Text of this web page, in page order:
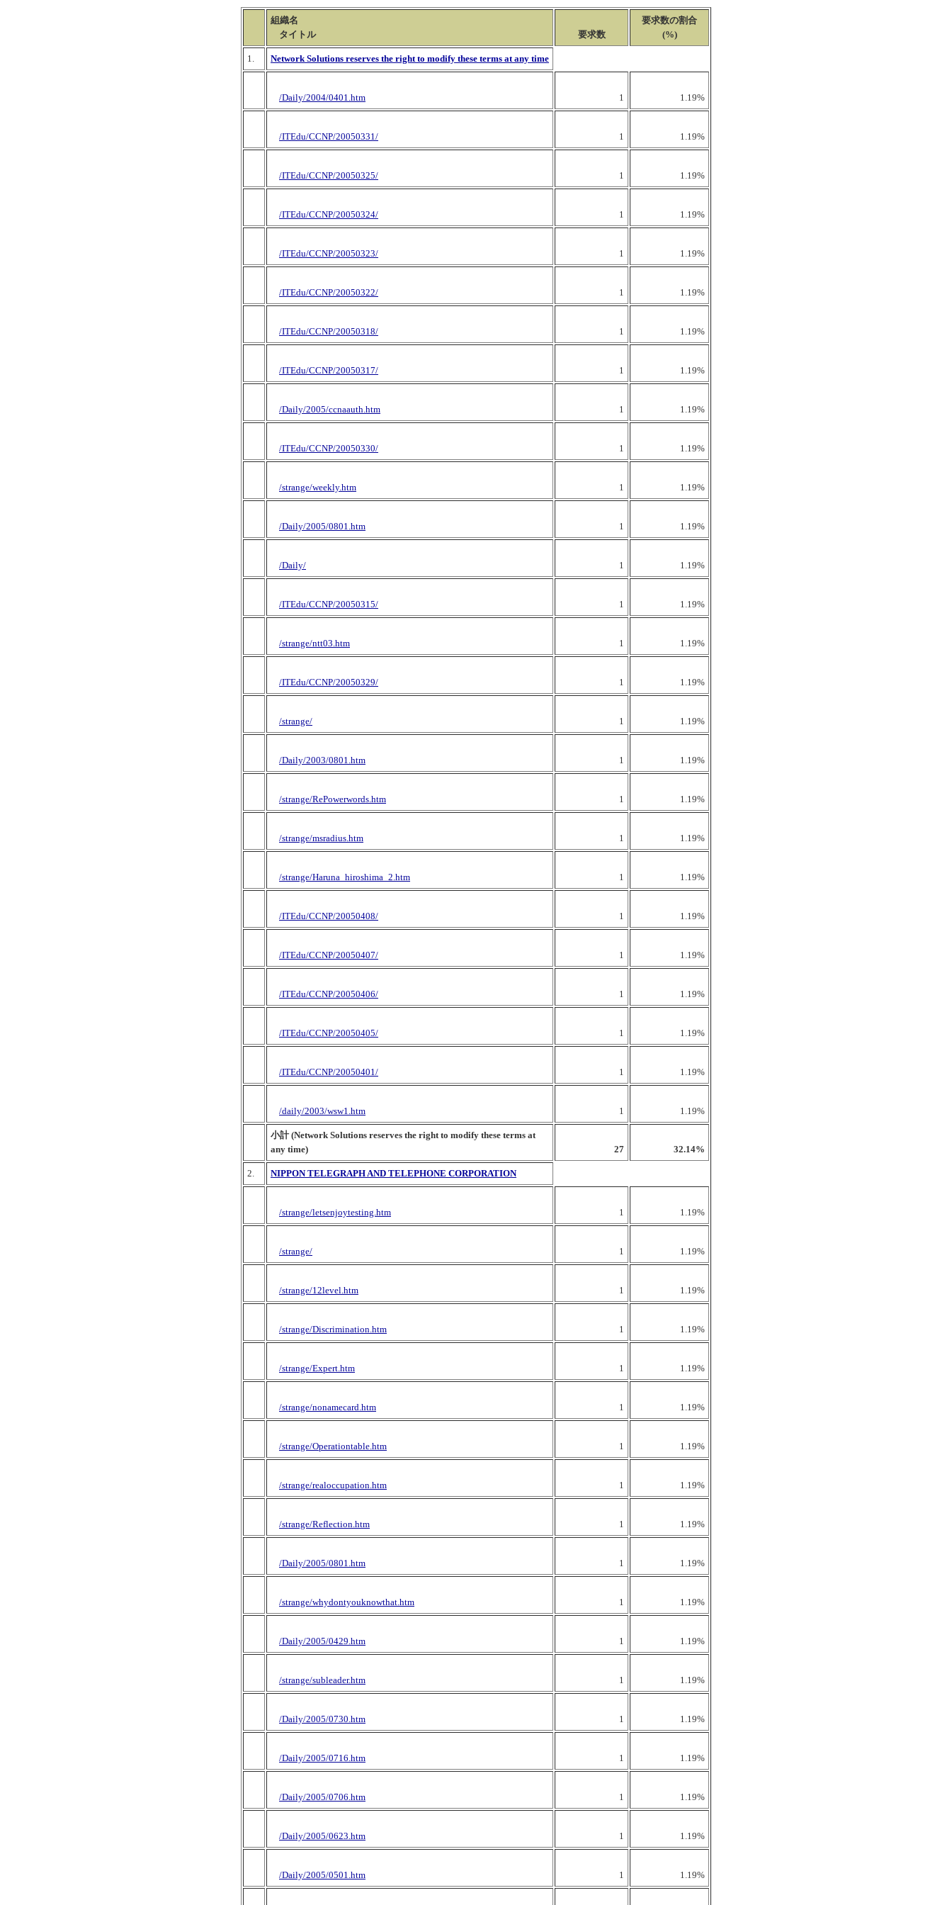
組織名
タイトル
要求数
要求数の割合
(%)
1. Network Solutions reserves the right to modify these terms at any time
/Daily/2004/0401.htm 1 1.19%
/ITEdu/CCNP/20050331/ 1 1.19%
/ITEdu/CCNP/20050325/ 1 1.19%
/ITEdu/CCNP/20050324/ 1 1.19%
/ITEdu/CCNP/20050323/ 1 1.19%
/ITEdu/CCNP/20050322/ 1 1.19%
/ITEdu/CCNP/20050318/ 1 1.19%
/ITEdu/CCNP/20050317/ 1 1.19%
/Daily/2005/ccnaauth.htm 1 1.19%
/ITEdu/CCNP/20050330/ 1 1.19%
/strange/weekly.htm 1 1.19%
/Daily/2005/0801.htm 1 1.19%
/Daily/ 1 1.19%
/ITEdu/CCNP/20050315/ 1 1.19%
/strange/ntt03.htm 1 1.19%
/ITEdu/CCNP/20050329/ 1 1.19%
/strange/ 1 1.19%
/Daily/2003/0801.htm 1 1.19%
/strange/RePowerwords.htm 1 1.19%
/strange/msradius.htm 1 1.19%
/strange/Haruna_hiroshima_2.htm 1 1.19%
/ITEdu/CCNP/20050408/ 1 1.19%
/ITEdu/CCNP/20050407/ 1 1.19%
/ITEdu/CCNP/20050406/ 1 1.19%
/ITEdu/CCNP/20050405/ 1 1.19%
/ITEdu/CCNP/20050401/ 1 1.19%
/daily/2003/wsw1.htm 1 1.19%
小計 (Network Solutions reserves the right to modify these terms at
any time)
27 32.14%
2. NIPPON TELEGRAPH AND TELEPHONE CORPORATION
/strange/letsenjoytesting.htm 1 1.19%
/strange/ 1 1.19%
/strange/12level.htm 1 1.19%
/strange/Discrimination.htm 1 1.19%
/strange/Expert.htm 1 1.19%
/strange/nonamecard.htm 1 1.19%
/strange/Operationtable.htm 1 1.19%
/strange/realoccupation.htm 1 1.19%
/strange/Reflection.htm 1 1.19%
/Daily/2005/0801.htm 1 1.19%
/strange/whydontyouknowthat.htm 1 1.19%
/Daily/2005/0429.htm 1 1.19%
/strange/subleader.htm 1 1.19%
/Daily/2005/0730.htm 1 1.19%
/Daily/2005/0716.htm 1 1.19%
/Daily/2005/0706.htm 1 1.19%
/Daily/2005/0623.htm 1 1.19%
/Daily/2005/0501.htm 1 1.19%